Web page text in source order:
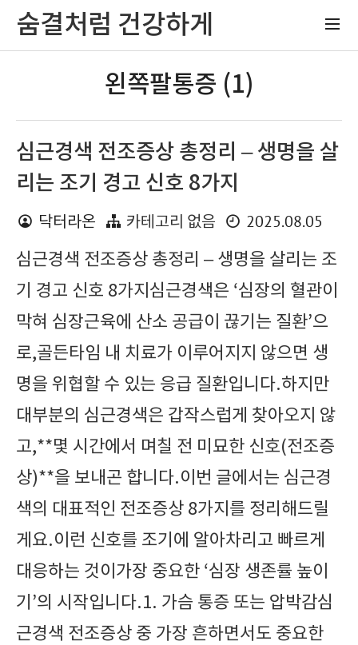
숨결처럼 건강하게
왼쪽팔통증 (1)
심근경색 전조증상 총정리 – 생명을 살
리는 조기 경고 신호 8가지
닥터라온 카테고리 없음
2025.08.05
심근경색 전조증상 총정리 – 생명을 살리는 조
기 경고 신호 8가지심근경색은 ‘심장의 혈관이
막혀 심장근육에 산소 공급이 끊기는 질환’으
로,골든타임 내 치료가 이루어지지 않으면 생
명을 위협할 수 있는 응급 질환입니다.하지만
대부분의 심근경색은 갑작스럽게 찾아오지 않
고,**몇 시간에서 며칠 전 미묘한 신호(전조증
상)**을 보내곤 합니다.이번 글에서는 심근경
색의 대표적인 전조증상 8가지를 정리해드릴
게요.이런 신호를 조기에 알아차리고 빠르게
대응하는 것이가장 중요한 ‘심장 생존률 높이
기’의 시작입니다.1. 가슴 통증 또는 압박감심
근경색 전조증상 중 가장 흔하면서도 중요한